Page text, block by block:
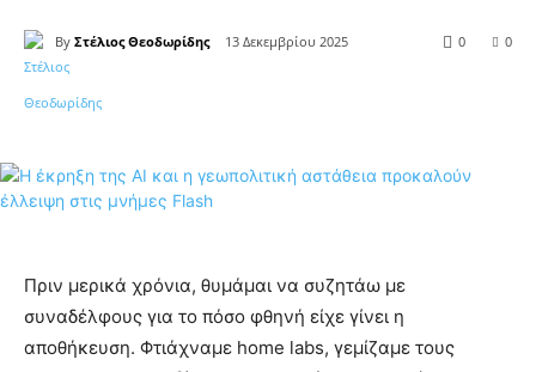
By Στέλιος Θεοδωρίδης 13 Δεκεμβρίου 2025 0
0
Πριν μερικά χρόνια, θυμάμαι να συζητάω με
συναδέλφους για το πόσο φθηνή είχε γίνει η
αποθήκευση. Φτιάχναμε home labs, γεμίζαμε τους